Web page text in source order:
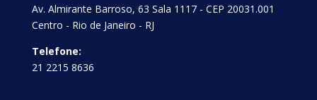
Av. Almirante Barroso, 63 Sala 1117 - CEP 20031.001
Centro - Rio de Janeiro - RJ
Telefone:
21 2215 8636